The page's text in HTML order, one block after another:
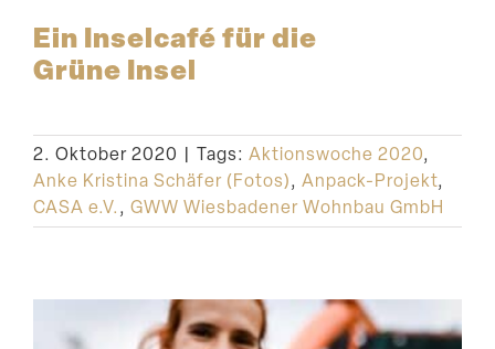
Ein Inselcafé für die
Grüne Insel
2. Oktober 2020 | Tags: Aktionswoche 2020,
Anke Kristina Schäfer (Fotos), Anpack-Projekt,
CASA e.V., GWW Wiesbadener Wohnbau GmbH